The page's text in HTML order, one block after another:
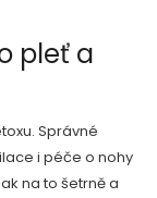
pleť a
Správné
i péče o nohy
na to šetrně a